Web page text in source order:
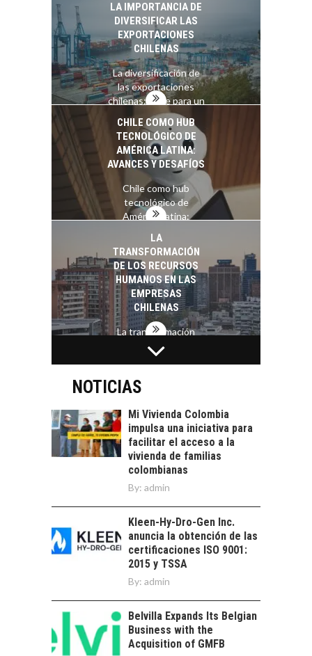
LA IMPORTANCIA DE
DIVERSIFICAR LAS
EXPORTACIONES
CHILENAS
La diversificación de
las exportaciones
chilenas: clave para un
crecimiento…
CHILE COMO HUB
TECNOLÓGICO DE
AMÉRICA LATINA:
AVANCES Y DESAFÍOS
Chile como hub
tecnológico de
América Latina:
LA
TRANSFORMACIÓN
DE LOS RECURSOS
HUMANOS EN LAS
EMPRESAS
CHILENAS
La transformación
estratégica de los
recursos humanos en
FINANCIAMIENTO
PARA PYMES EN
ALTERNATIVAS MÁS
ALLÁ DEL CRÉDITO
BANCARIO
Financiamiento para
pymes en Chile:
alternativas que
trascienden el
EL CRECIMIENTO DE
LOS SERVICIOS
EXPORTADOS DESDE
CHILE
El auge de las
exportaciones de
servicios digitales en
TORRES DEL PAINE Y
SU APORTE AL
TURISMO Y LA
ECONOMÍA REGIONAL
Torres del Paine:
NOTICIAS
Mi Vivienda Colombia
impulsa una iniciativa para
facilitar el acceso a la
vivienda de familias
colombianas
By: admin
Kleen-Hy-Dro-Gen Inc.
anuncia la obtención de las
certificaciones ISO 9001:
2015 y TSSA
By: admin
Belvilla Expands Its Belgian
Business with the
Acquisition of GMFB